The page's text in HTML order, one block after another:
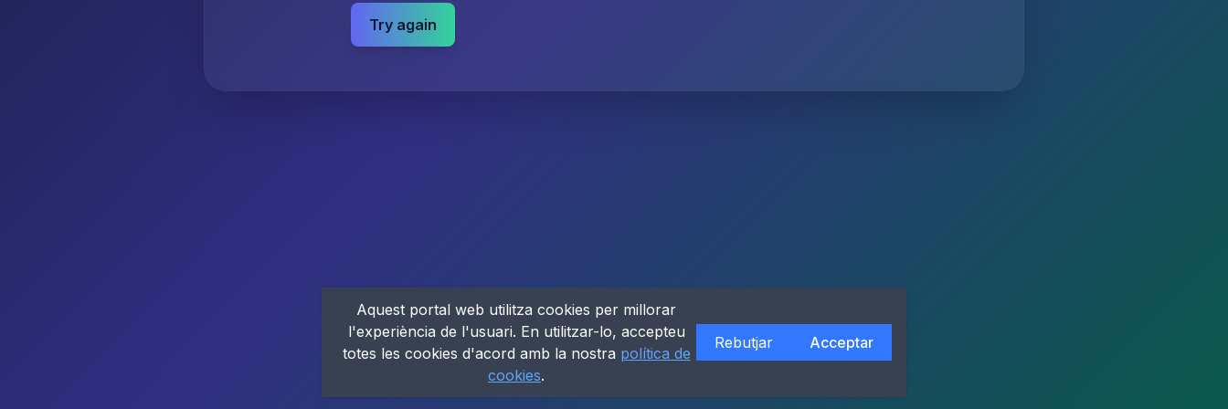
Try again
Aquest portal web utilitza cookies per millorar
l'experiència de l'usuari. En utilitzar-lo, accepteu
totes les cookies d'acord amb la nostra política de
cookies.
Rebutjar Acceptar